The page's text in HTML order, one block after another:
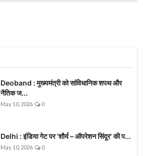
Deoband : मुख्यमंत्री को सांविधानिक शपथ और
नैतिक ज...
May 10, 2026 0
Delhi : इंडिया गेट पर 'शौर्य – ऑपरेशन सिंदूर' की प...
May 10, 2026 0